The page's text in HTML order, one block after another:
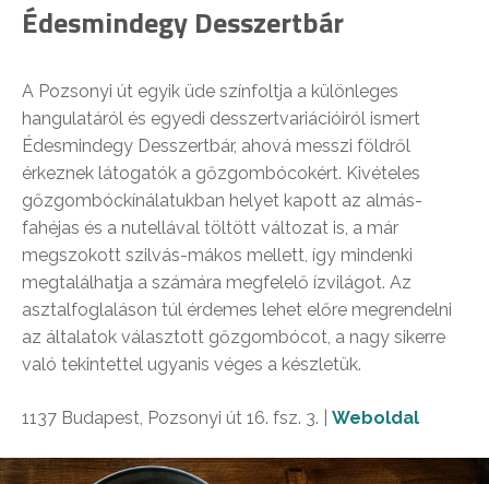
Édesmindegy Desszertbár
A Pozsonyi út egyik üde színfoltja a különleges
hangulatáról és egyedi desszertvariációiról ismert
Édesmindegy Desszertbár, ahová messzi földről
érkeznek látogatók a gőzgombócokért. Kivételes
gőzgombóckínálatukban helyet kapott az almás-
fahéjas és a nutellával töltött változat is, a már
megszokott szilvás-mákos mellett, így mindenki
megtalálhatja a számára megfelelő ízvilágot. Az
asztalfoglaláson túl érdemes lehet előre megrendelni
az általatok választott gőzgombócot, a nagy sikerre
való tekintettel ugyanis véges a készletük.
1137 Budapest, Pozsonyi út 16. fsz. 3. | Weboldal